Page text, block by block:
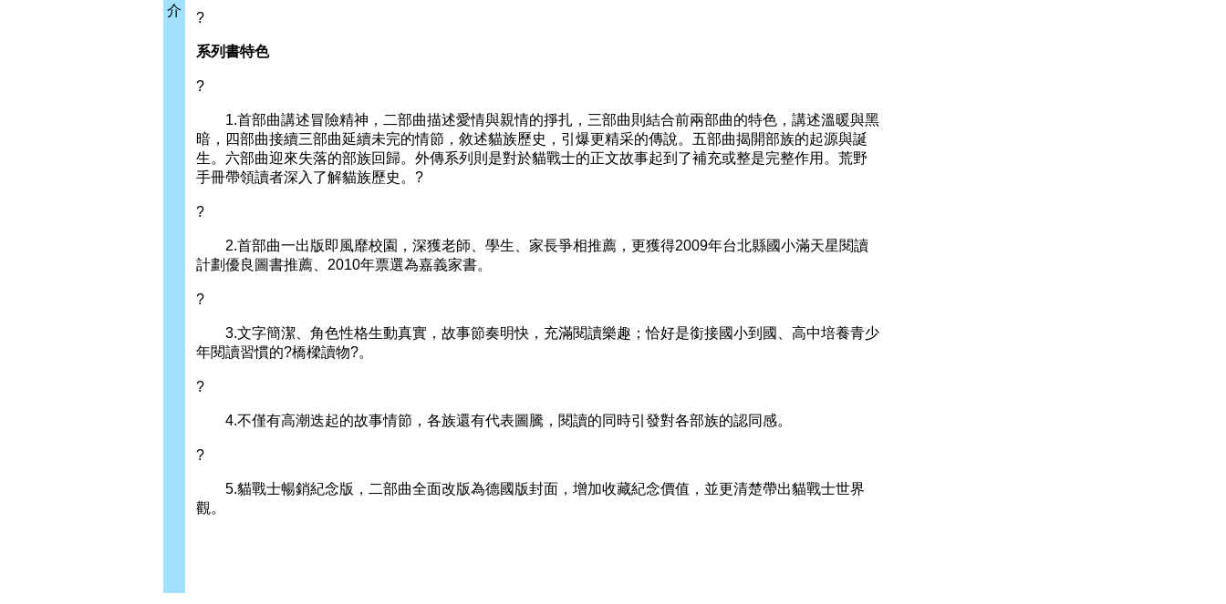
介
?
系列書特色
?
1.首部曲講述冒險精神，二部曲描述愛情與親情的掙扎，三部曲則結合前兩部曲的特色，講述溫暖與黑
暗，四部曲接續三部曲延續未完的情節，敘述貓族歷史，引爆更精采的傳說。五部曲揭開部族的起源與誕
生。六部曲迎來失落的部族回歸。外傳系列則是對於貓戰士的正文故事起到了補充或整是完整作用。荒野
手冊帶領讀者深入了解貓族歷史。?
?
2.首部曲一出版即風靡校園，深獲老師、學生、家長爭相推薦，更獲得2009年台北縣國小滿天星閱讀
計劃優良圖書推薦、2010年票選為嘉義家書。
?
3.文字簡潔、角色性格生動真實，故事節奏明快，充滿閱讀樂趣；恰好是銜接國小到國、高中培養青少
年閱讀習慣的?橋樑讀物?。
?
4.不僅有高潮迭起的故事情節，各族還有代表圖騰，閱讀的同時引發對各部族的認同感。
?
5.貓戰士暢銷紀念版，二部曲全面改版為德國版封面，增加收藏紀念價值，並更清楚帶出貓戰士世界
觀。